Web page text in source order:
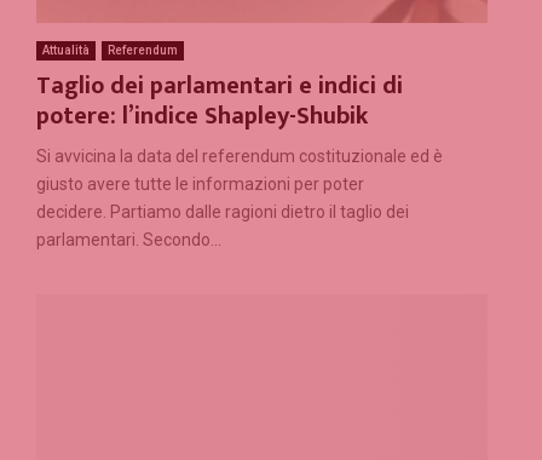
Attualità Referendum
Taglio dei parlamentari e indici di
potere: l’indice Shapley-Shubik
Si avvicina la data del referendum costituzionale ed è
giusto avere tutte le informazioni per poter
decidere. Partiamo dalle ragioni dietro il taglio dei
parlamentari. Secondo...